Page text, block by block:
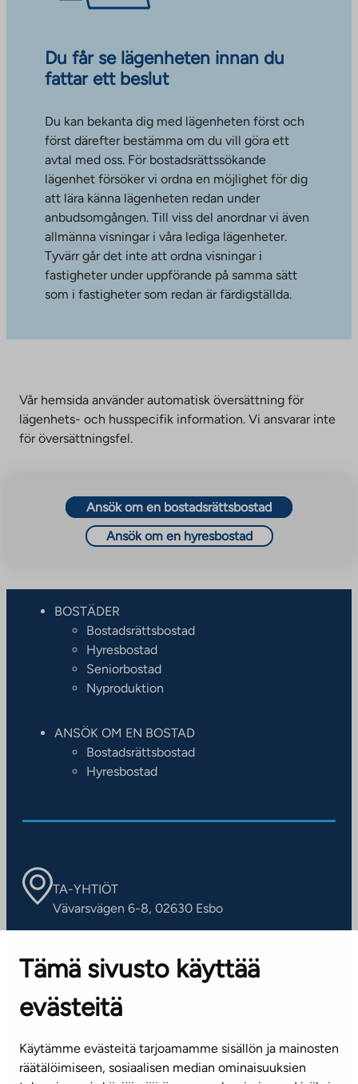
Tämä sivusto käyttää
evästeitä
Käytämme evästeitä tarjoamamme sisällön ja mainosten
räätälöimiseen, sosiaalisen median ominaisuuksien
Du får se lägenheten innan du
fattar ett beslut
Du kan bekanta dig med lägenheten först och
först därefter bestämma om du vill göra ett
avtal med oss. För bostadsrättssökande
lägenhet försöker vi ordna en möjlighet för dig
att lära känna lägenheten redan under
anbudsomgången. Till viss del anordnar vi även
allmänna visningar i våra lediga lägenheter.
Tyvärr går det inte att ordna visningar i
fastigheter under uppförande på samma sätt
som i fastigheter som redan är färdigställda.
Vår hemsida använder automatisk översättning för
lägenhets- och husspecifik information. Vi ansvarar inte
för översättningsfel.
Ansök om en bostadsrättsbostad
Ansök om en hyresbostad
BOSTÄDER
Bostadsrättsbostad
Hyresbostad
Seniorbostad
Nyproduktion
ANSÖK OM EN BOSTAD
Bostadsrättsbostad
Hyresbostad
TA-YHTIÖT
Vävarsvägen 6-8, 02630 Esbo
Kontaktinformation
KUNDSERVICE
(vardagar kl. 8–16)